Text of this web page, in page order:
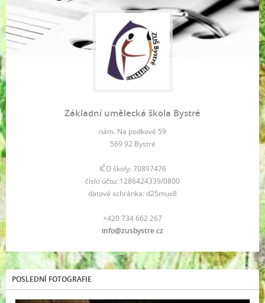
Základní umělecká škola Bystré
nám. Na podkově 59
569 92 Bystré
IČO školy: 70897476
číslo účtu: 1286424339/0800
datová schránka: d25mux8
+420 734 662 267
info@zusbystre.cz
POSLEDNÍ FOTOGRAFIE